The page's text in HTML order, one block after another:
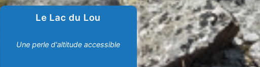
Le Lac du Lou
Une perle d'altitude accessible